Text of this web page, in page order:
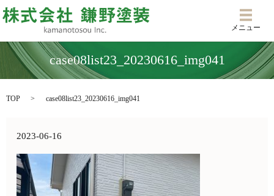
メニ
メニュー
case08list23_20230616_img041
TOP case08list23_20230616_img041
2023-06-16